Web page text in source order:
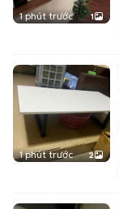
1 phút trước 1
1 phút trước 2